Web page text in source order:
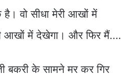
वो सीधा मेरी आखों में
आखों में देखेगा। और फिर मैं….
बकरी के सामने मर कर गिर